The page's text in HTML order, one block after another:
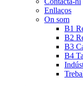
Enllaços
On som
B1
B2
B3
B4